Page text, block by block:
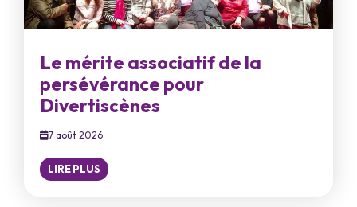
Le mérite associatif de la
persévérance pour
Divertiscènes
7 août 2026
LIRE PLUS